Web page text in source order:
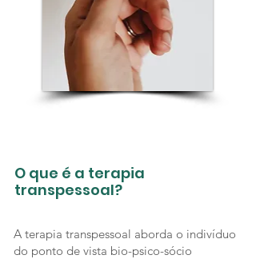
O que é a terapia
transpessoal?
A terapia transpessoal aborda o indivíduo
do ponto de vista bio-psico-sócio